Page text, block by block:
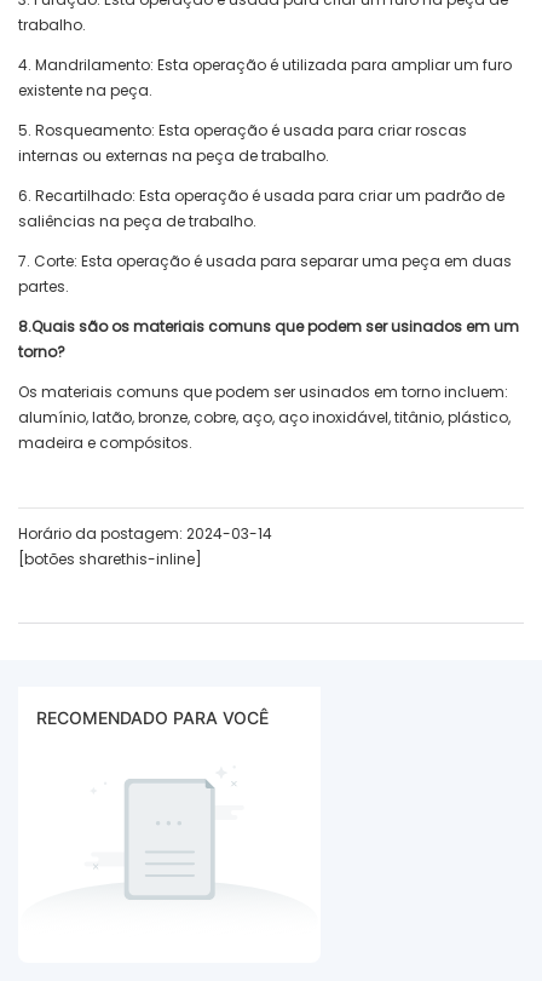
trabalho.
4. Mandrilamento: Esta operação é utilizada para ampliar um furo
existente na peça.
5. Rosqueamento: Esta operação é usada para criar roscas
internas ou externas na peça de trabalho.
6. Recartilhado: Esta operação é usada para criar um padrão de
saliências na peça de trabalho.
7. Corte: Esta operação é usada para separar uma peça em duas
partes.
8.Quais são os materiais comuns que podem ser usinados em um
torno?
Os materiais comuns que podem ser usinados em torno incluem:
alumínio, latão, bronze, cobre, aço, aço inoxidável, titânio, plástico,
madeira e compósitos.
Horário da postagem: 2024-03-14
[botões sharethis-inline]
RECOMENDADO PARA VOCÊ